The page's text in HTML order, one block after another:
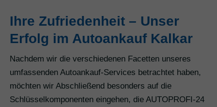
Ihre Zufriedenheit – Unser
Erfolg im Autoankauf Kalkar
Nachdem wir die verschiedenen Facetten unseres
umfassenden Autoankauf-Services betrachtet haben,
möchten wir Abschließend besonders auf die
Schlüsselkomponenten eingehen, die AUTOPROFI-24